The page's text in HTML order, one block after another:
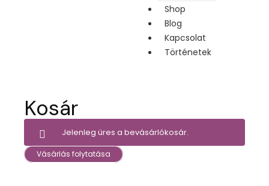
Shop
Blog
Kapcsolat
Történetek
Kosár
Jelenleg üres a bevásárlókosár.
Vásárlás folytatása